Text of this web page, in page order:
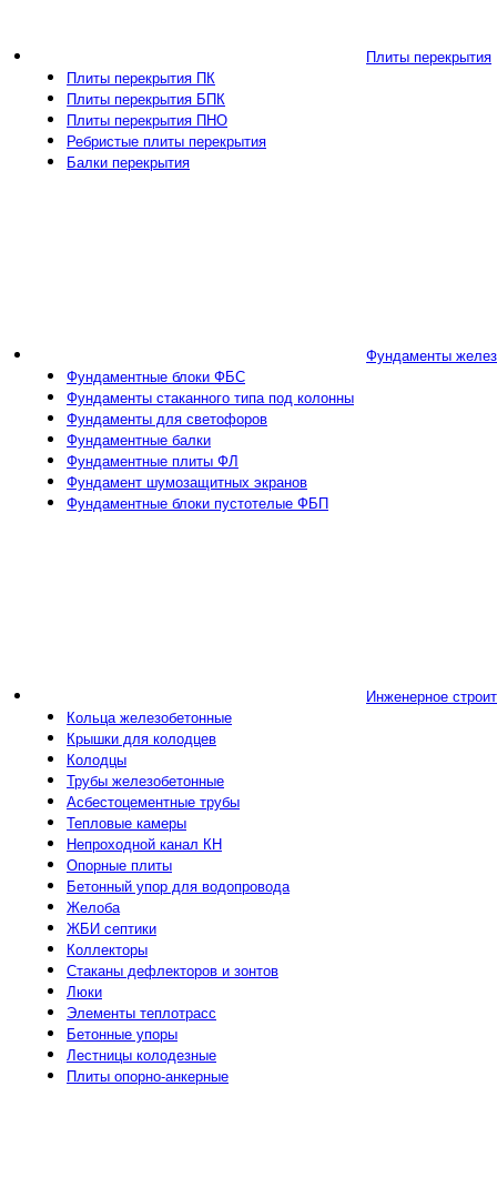
Плиты перекрытия
Плиты перекрытия ПК
Плиты перекрытия БПК
Плиты перекрытия ПНО
Ребристые плиты перекрытия
Балки перекрытия
Фундаменты
Фундаментные блоки ФБС
Фундаменты стаканного типа под колонны
Фундаменты для светофоров
Фундаментные балки
Фундаментные плиты ФЛ
Фундамент шумозащитных экранов
Фундаментные блоки пустотелые ФБП
Инженерное
Кольца железобетонные
Крышки для колодцев
Колодцы
Трубы железобетонные
Асбестоцементные трубы
Тепловые камеры
Непроходной канал КН
Опорные плиты
Бетонный упор для водопровода
Желоба
ЖБИ септики
Коллекторы
Стаканы дефлекторов и зонтов
Люки
Элементы теплотрасс
Бетонные упоры
Лестницы колодезные
Плиты опорно-анкерные